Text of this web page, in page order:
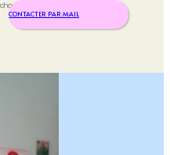
ensemble!
CONTACTER PAR MAIL